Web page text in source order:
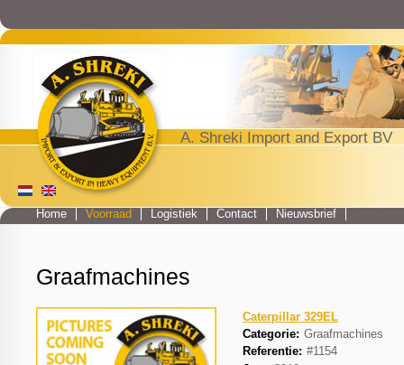
A. Shreki Import and Export BV
Graafmachines
Caterpillar 329EL
Categorie: Graafmachines
Referentie: #1154
Home Voorraad Logistiek Contact Nieuwsbrief